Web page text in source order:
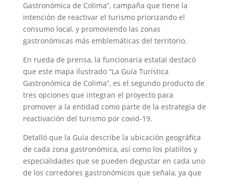
Gastronómica de Colima”, campaña que tiene la
intención de reactivar el turismo priorizando el
consumo local, y promoviendo las zonas
gastronómicas más emblemáticas del territorio.
En rueda de prensa, la funcionaria estatal destacó
que este mapa ilustrado “La Guía Turística
Gastronómica de Colima”, es el segundo producto de
tres opciones que integran el proyecto para
promover a la entidad como parte de la estrategia de
reactivación del turismo por covid-19.
Detalló que la Guía describe la ubicación geográfica
de cada zona gastronómica, así como los platillos y
especialidades que se pueden degustar en cada uno
de los corredores gastronómicos que señala, ya que